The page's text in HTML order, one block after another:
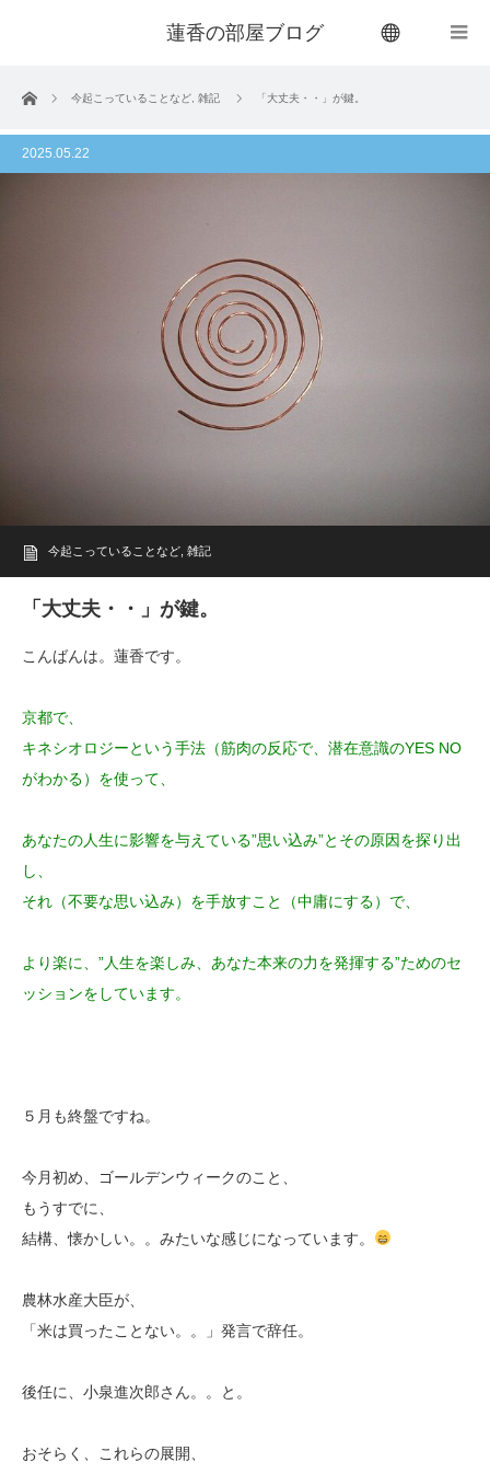
蓮香の部屋ブログ
ホーム 今起こっていることなど 雑記 「大丈夫・・」が鍵。
2025.05.22
今起こっていることなど 雑記
「大丈夫・・」が鍵。
こんばんは。蓮香です。
京都で、
キネシオロジーという手法（筋肉の反応で、潜在意識のYES NO
がわかる）を使って、
あなたの人生に影響を与えている”思い込み”とその原因を探り出
し、
それ（不要な思い込み）を手放すこと（中庸にする）で、
より楽に、”人生を楽しみ、あなた本来の力を発揮する”ためのセ
ッションをしています。
５月も終盤ですね。
今月初め、ゴールデンウィークのこと、
もうすでに、
結構、懐かしい。。みたいな感じになっています。
農林水産大臣が、
「米は買ったことない。。」発言で辞任。
後任に、小泉進次郎さん。。と。
おそらく、これらの展開、